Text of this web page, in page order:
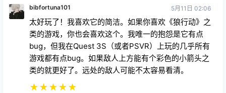
bibfortuna101 5月11日 02:06
太好玩了！我喜欢它的简洁。如果你喜欢《狼行动》之
类的游戏，你也会喜欢这个。我唯一的抱怨是它有点
bug，但我在Quest 3S（或者PSVR）上玩的几乎所有
游戏都有点bug。如果敌人上方能有个彩色的小箭头之
类的就更好了。远处的敌人可能不太容易看清。
★★★★★